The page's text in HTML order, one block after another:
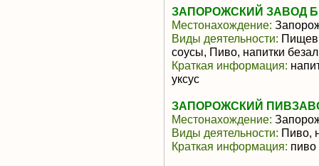
ЗАПОРОЖСКИЙ ЗАВОД
Местонахождение:
Виды деятельности:
соусы, Пиво, напитки
Краткая информация:
уксус
ЗАПОРОЖСКИЙ
Местонахождение:
Виды деятельности: Пиво,
Краткая информация: пиво